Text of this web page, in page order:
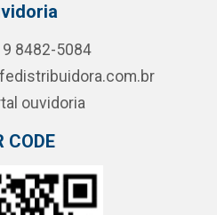
9 8482-5084
ouvidoria
CODE